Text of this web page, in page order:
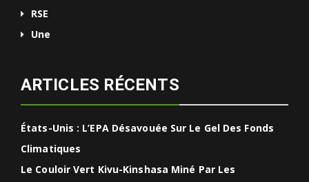
RSE
Une
ARTICLES RÉCENTS
États-Unis : L’EPA Désavouée Sur Le Gel Des Fonds
Climatiques
Le Couloir Vert Kivu-Kinshasa Miné Par Les